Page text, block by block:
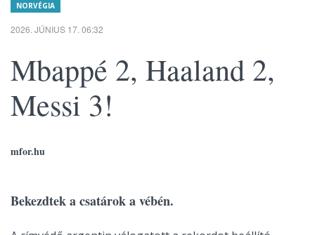
NORVÉGIA
2026. JÚNIUS 17. 06:32
Mbappé 2, Haaland 2,
Messi 3!
mfor.hu
Bekezdtek a csatárok a vébén.